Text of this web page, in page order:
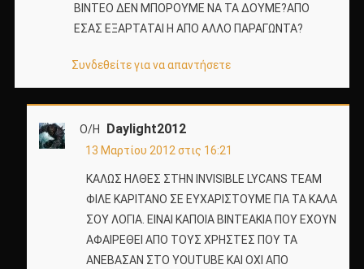
ΒΙΝΤΕΟ ΔΕΝ ΜΠΟΡΟΥΜΕ ΝΑ ΤΑ ΔΟΥΜΕ?ΑΠΟ
ΕΣΑΣ ΕΞΑΡΤΑΤΑΙ Η ΑΠΟ ΑΛΛΟ ΠΑΡΑΓΩΝΤΑ?
Συνδεθείτε για να απαντήσετε
Ο/Η Daylight2012
13 Μαρτίου 2012 στις 16:21
ΚΑΛΩΣ ΗΛΘΕΣ ΣΤΗΝ INVISIBLE LYCANS TEAM
ΦΙΛΕ KAPITANO ΣΕ ΕΥΧΑΡΙΣΤΟΥΜΕ ΓΙΑ ΤΑ ΚΑΛΑ
ΣΟΥ ΛΟΓΙΑ. ΕΙΝΑΙ ΚΑΠΟΙΑ ΒΙΝΤΕΑΚΙΑ ΠΟΥ ΕΧΟΥΝ
ΑΦΑΙΡΕΘΕΙ ΑΠΟ ΤΟΥΣ ΧΡΗΣΤΕΣ ΠΟΥ ΤΑ
ΑΝΕΒΑΣΑΝ ΣΤΟ YOUTUBE ΚΑΙ ΟΧΙ ΑΠΟ